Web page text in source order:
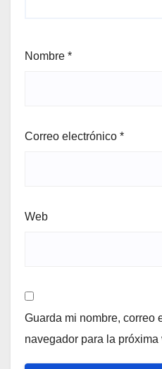
Nombre *
Correo electrónico *
Web
Guarda mi nombre, correo
navegador para la próxima